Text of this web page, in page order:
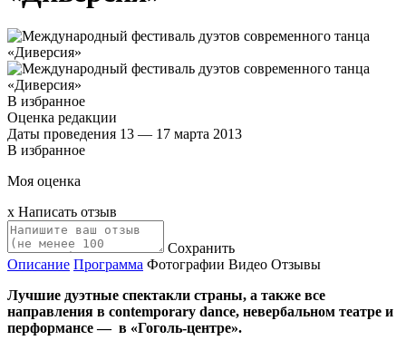
В избранное
Оценка редакции
Даты проведения 13 — 17 марта 2013
В избранное
Моя оценка
x Написать отзыв
Сохранить
Описание Программа Фотографии Видео Отзывы
Лучшие дуэтные спектакли страны, а также все
направления в contemporary dance, невербальном театре и
перформансе — в «Гоголь-центре».